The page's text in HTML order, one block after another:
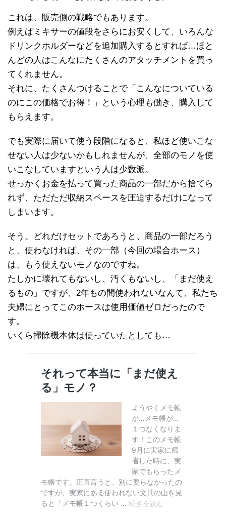
これは、販売側の戦略でもあります。
例えばミキサーの値段をさらにお安くして、いろんな
ドリンクホルダーなどを追加購入するとすれば…ほと
んどの人はこんなにたくさんのアタッチメントを買っ
てくれません。
それに、たくさんつけることで「こんなについている
のにこの価格でお得！」という心理も働き、購入して
もらえます。
でも実際に届いて使う段階になると、私ほど使いこな
せない人は少ないかもしれませんが、全部のモノを使
いこなしていますという人は少数派。
せっかくお金を払って買った商品の一部だから捨てら
れず、ただただ収納スペースを圧迫するだけになって
しまいます。
そう。どれだけセットであろうと、商品の一部だろう
と、使わなければ、その一部（今回の場合ホース）
は、もう使えないモノなのですね。
たしかに壊れてもないし、汚くもないし、「まだ使え
るもの」ですが、2年もの間使われないなんて、私たち
夫婦にとってこのホースは使用価値ゼロだったので
す。
いくら掃除機本体は使っていたとしても…